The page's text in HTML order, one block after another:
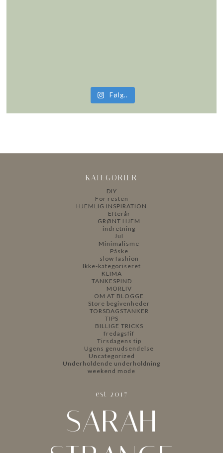
Følg..
KATEGORIER
DIY
For resten
HJEMLIG INSPIRATION
Efterår
GRØNT HJEM
indretning
Jul
Minimalisme
Påske
slow fashion
Ikke-kategoriseret
KLIMA
TANKESPIND
MORLIV
OM AT BLOGGE
Store begivenheder
TORSDAGSTANKER
TIPS
BILLIGE TRICKS
fredagsfif
Tirsdagens tip
Ugens genudsendelse
Uncategorized
Underholdende underholdning
weekend mode
est 2017
SARAH